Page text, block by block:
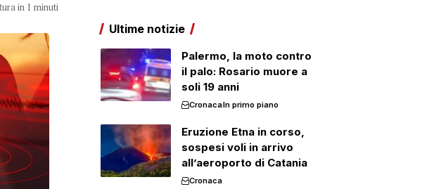
in 1 minuti
Ultime notizie
Palermo, la moto contro
il palo: Rosario muore a
soli 19 anni
CronacaIn primo piano
Eruzione Etna in corso,
sospesi voli in arrivo
all’aeroporto di Catania
Cronaca